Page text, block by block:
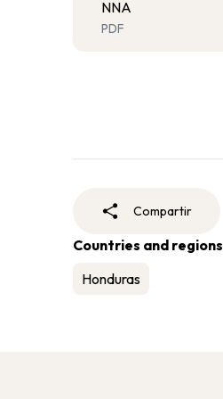
NNA
PDF
Compartir
Countries and regions
Honduras